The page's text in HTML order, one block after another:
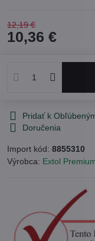
12,19 €
10,36 €
Pridať k
Doručenia
Import kód: 8855310
Výrobca: Extol